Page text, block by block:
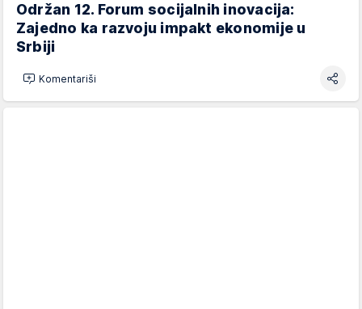
Održan 12. Forum socijalnih inovacija:
Zajedno ka razvoju impakt ekonomije u
Srbiji
Komentariši